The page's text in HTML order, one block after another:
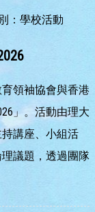
：學校活動
領袖協會與香港
」。活動由理大
講座、小組活
議題，透過團隊